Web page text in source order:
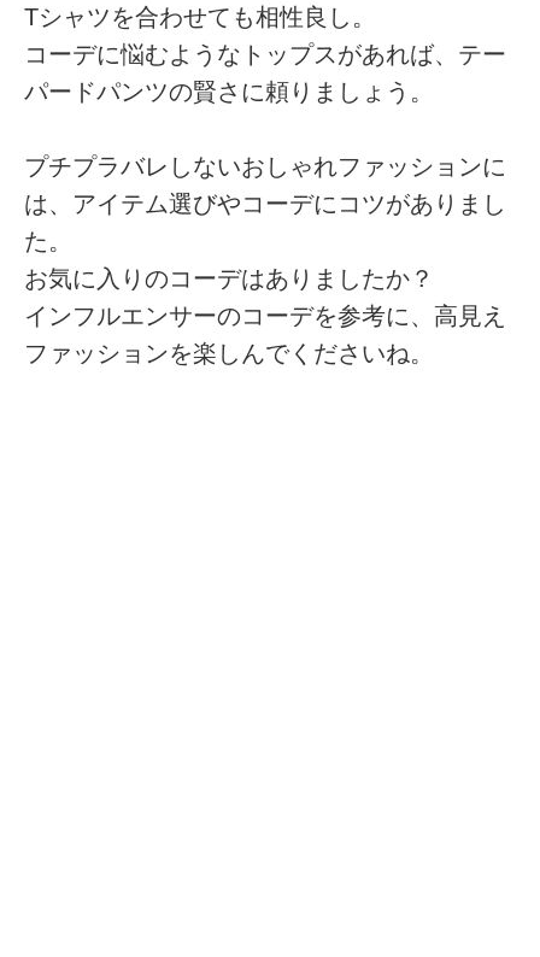
Tシャツを合わせても相性良し。
コーデに悩むようなトップスがあれば、テー
パードパンツの賢さに頼りましょう。
プチプラバレしないおしゃれファッションに
は、アイテム選びやコーデにコツがありまし
た。
お気に入りのコーデはありましたか？
インフルエンサーのコーデを参考に、高見え
ファッションを楽しんでくださいね。